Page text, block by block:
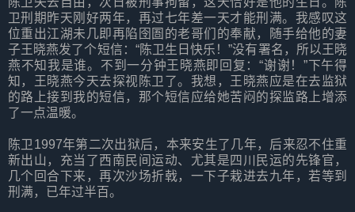
卫刑期昨天刚好两年，再过七年差一天才能刑满。我感叹这
位重出江湖未几即再陷囹圄的老哥们的奉献，随手给他的妻
子王晓燕发了个短信：“陈卫生日快乐！”没有署名，所以王晓
燕不知我是谁。不到一分钟王晓燕即回复：“谢谢！”下午得
知，王晓燕今天去探视陈卫了。我想，王晓燕应是在去监狱
的路上接到我的短信，那个短信应给她苦闷的探监路上增添
了一点温暖。
陈卫1997年第二次出狱后，本来安生了几年，后来忍不住重
新出山，充当了西南民间运动、尤其是四川民运的先锋官，
几个回合下来，再次沙场折戟，一下子栽进去九年，若等到
刑满，已年过半百。